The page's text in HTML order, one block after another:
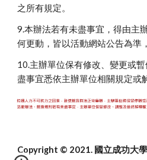
之所有規定。
9.本辦法若有未盡事宜，得由主
何更動，皆以活動網站公告為準
10.主辦單位保有修改、變更或
盡事宜悉依主辦單位相關規定或
Copyright © 2021. 國立成功大